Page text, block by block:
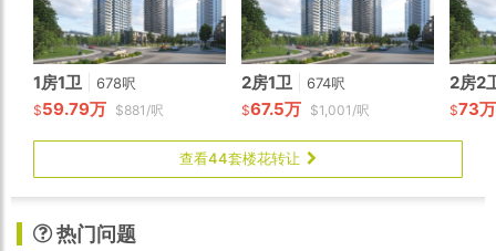
1房1卫 678呎
$59.79万 $881/呎
2房1卫 674呎
$67.5万 $1,001/呎
2房2
$73万
查看44套楼花转让
热门问题